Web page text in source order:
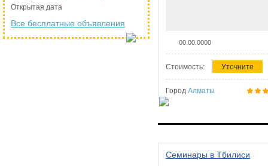
Открытая дата
Все бесплатные объявления
00.00.0000
Стоимость: Уточните
Город Алматы
Семинары в Тбилиси